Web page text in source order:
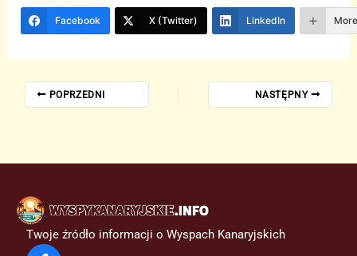
Facebook X (Twitter) LinkedIn
POPRZEDNI NASTĘPNY
Twoje źródło informacji o Wyspach Kanaryjskich